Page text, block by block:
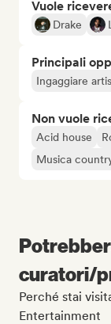
Vuole
Drake
Principali
Ingaggiare
Non vuole
Acid house
Musica
curatori/
Perché stai
Entertainment